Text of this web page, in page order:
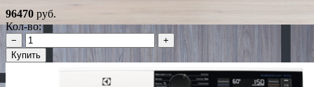
96470 руб.
Кол-во:
−
+
Купить